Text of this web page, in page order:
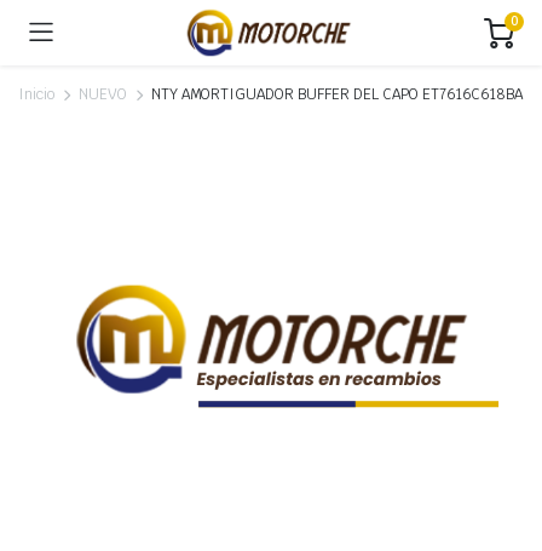
0
Inicio NUEVO NTY AMORTIGUADOR BUFFER DEL CAPO ET7616C618BA